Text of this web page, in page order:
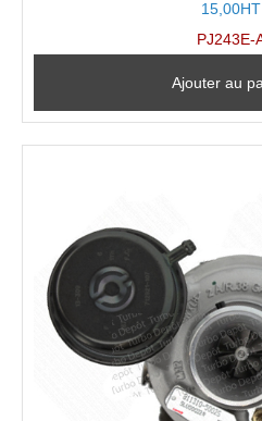
15,00HT
PJ243E-
Ajouter au